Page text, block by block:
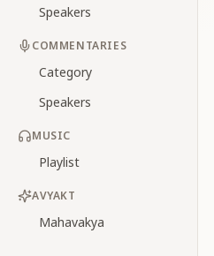
Speakers
COMMENTARIES
Category
Speakers
MUSIC
Playlist
AVYAKT
Mahavakya